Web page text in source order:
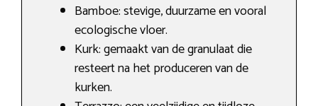
Bamboe: stevige, duurzame en vooral
ecologische vloer.
Kurk: gemaakt van de granulaat die
resteert na het produceren van de
kurken.